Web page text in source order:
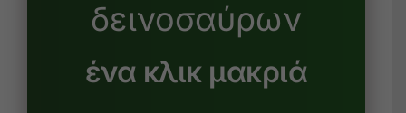
δεινοσαύρων
ένα κλικ μακριά